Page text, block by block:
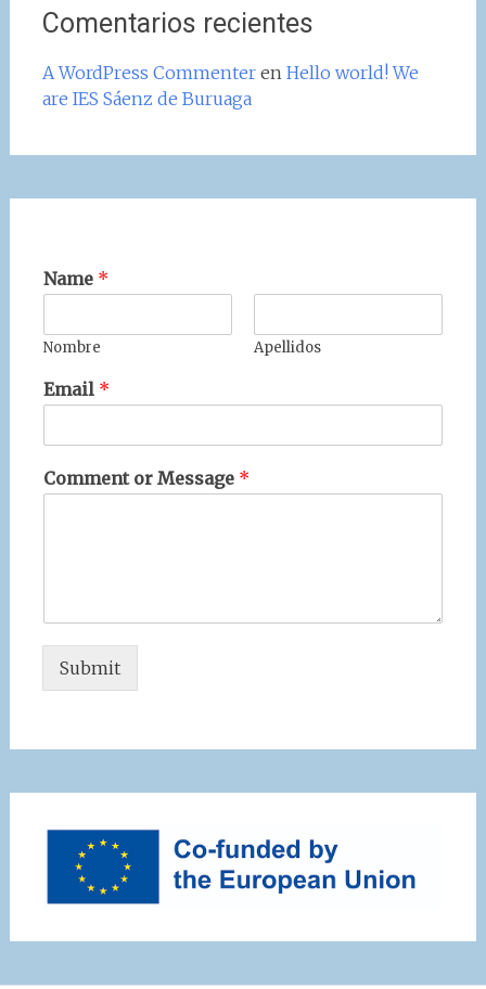
Comentarios recientes
A WordPress Commenteren Hello world! We
are IES Sáenz de Buruaga
Name *
Nombre Apellidos
Email *
Comment or Message *
Submit